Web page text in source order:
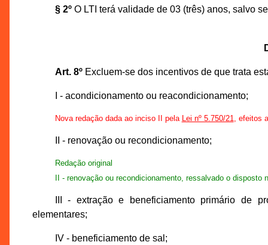
§ 2ºO LTI terá validade de 03 (três) anos, salvo
Art. 8ºExcluem-se dos incentivos de que trata
I - acondicionamento ou reacondicionamento;
Nova redação dada ao inciso II pela Lei nº 5.750/21, efeitos
II - renovação ou recondicionamento;
Redação original
II - renovação ou recondicionamento, ressalvado o disposto
III - extração e beneficiamento primário de
elementares;
IV - beneficiamento de sal;